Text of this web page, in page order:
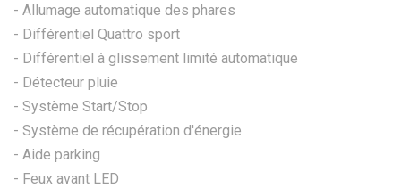
- Allumage automatique des phares
- Différentiel Quattro sport
- Différentiel à glissement limité automatique
- Détecteur pluie
- Système Start/Stop
- Système de récupération d'énergie
- Aide parking
- Feux avant LED